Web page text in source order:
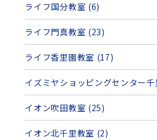
ライフ国分教室 (6)
ライフ門真教室 (23)
ライフ香里園教室 (17)
イズミヤショッピングセンター
イオン吹田教室 (25)
イオン北千里教室 (2)